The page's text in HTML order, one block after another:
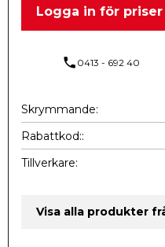
Logga in för priser
phone 0413 - 692 40
Skrymmande
Rabattkod:
Tillverkare
Visa alla produkter